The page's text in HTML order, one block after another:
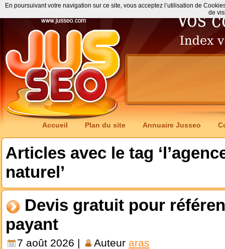
Accueil Plan du site Annuaire Jusseo
Articles avec le tag
naturel’
Devis gratuit pour
payant
7 août 2026 | Auteur aras
En poursuivant votre navigation sur ce site, vous acceptez l’utilisation de
de